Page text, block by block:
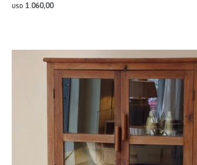
USD 1.060,00